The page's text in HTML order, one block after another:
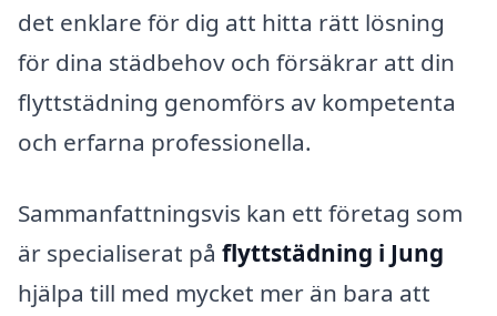
det enklare för dig att hitta rätt lösning
för dina städbehov och försäkrar att din
flyttstädning genomförs av kompetenta
och erfarna professionella.
Sammanfattningsvis kan ett företag som
är specialiserat på flyttstädning i Jung
hjälpa till med mycket mer än bara att